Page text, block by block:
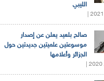
الليبي
صالح بلعيد يعلن عن إصدار
موسوعتين علميتين جديدتين حول
الجزائر وأعلامها